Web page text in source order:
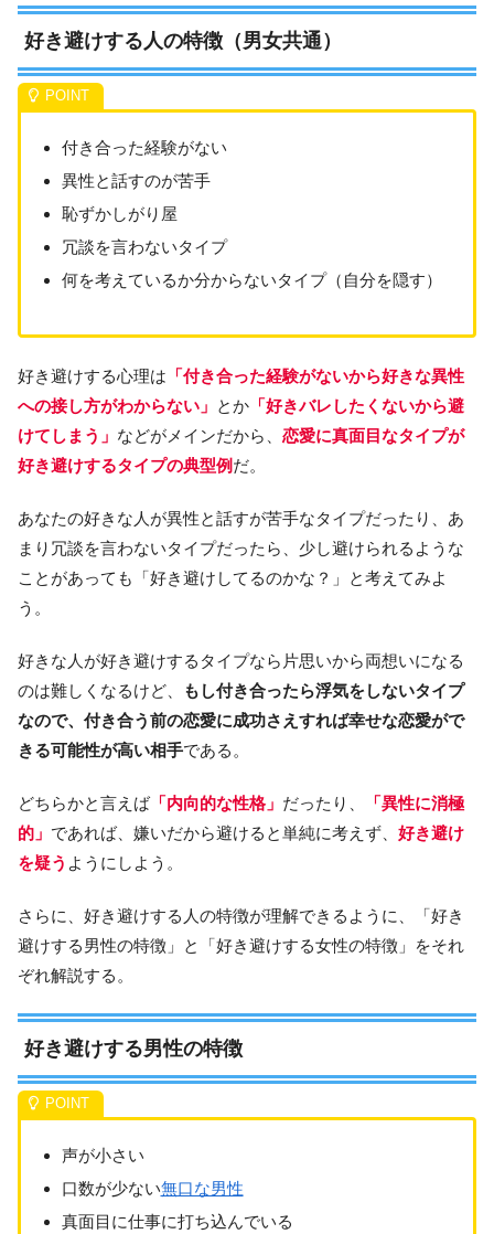
好き避けする人の特徴（男女共通）
付き合った経験がない
異性と話すのが苦手
恥ずかしがり屋
冗談を言わないタイプ
何を考えているか分からないタイプ（自分を隠す）
好き避けする心理は 「付き合った経験がないから好きな異性
への接し方がわからない」 とか 「好きバレしたくないから避
けてしまう」 などがメインだから、 恋愛に真面目なタイプが
好き避けするタイプの典型例だ。
あなたの好きな人が異性と話すが苦手なタイプだったり、あ
まり冗談を言わないタイプだったら、少し避けられるような
ことがあっても「好き避けしてるのかな？」と考えてみよ
う。
好きな人が好き避けするタイプなら片思いから両想いになる
のは難しくなるけど、
もし付き合ったら浮気をしないタイプ
なので、付き合う前の恋愛に成功さえすれば幸せな恋愛がで
きる可能性が高い相手である。
どちらかと言えば「内向的な性格」 だったり、
「異性に消極
的」 であれば、嫌いだから避けると単純に考えず、 好き避け
を疑う ようにしよう。
さらに、好き避けする人の特徴が理解できるように、「好き
避けする男性の特徴」と「好き避けする女性の特徴」をそれ
ぞれ解説する。
好き避けする男性の特徴
声が小さい
口数が少ない無口な男性
真面目に仕事に打ち込んでいる